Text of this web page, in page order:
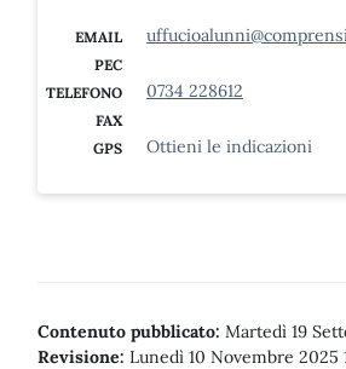
EMAIL
PEC
TELEFONO
0734 228612
FAX
GPS
Ottieni le indicazioni
Contenuto pubblicato: Martedì 19
Revisione: Lunedì 10 Novembre 2025